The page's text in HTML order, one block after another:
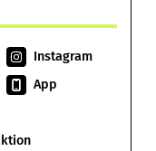
Instagram
App